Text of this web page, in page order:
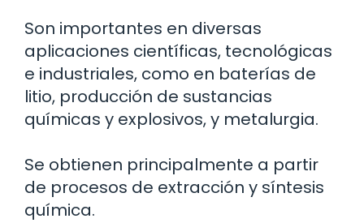
Son importantes en diversas
aplicaciones científicas, tecnológicas
e industriales, como en baterías de
litio, producción de sustancias
químicas y explosivos, y metalurgia.
Se obtienen principalmente a partir
de procesos de extracción y síntesis
química.